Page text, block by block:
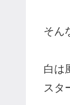
そん
白は
スタ